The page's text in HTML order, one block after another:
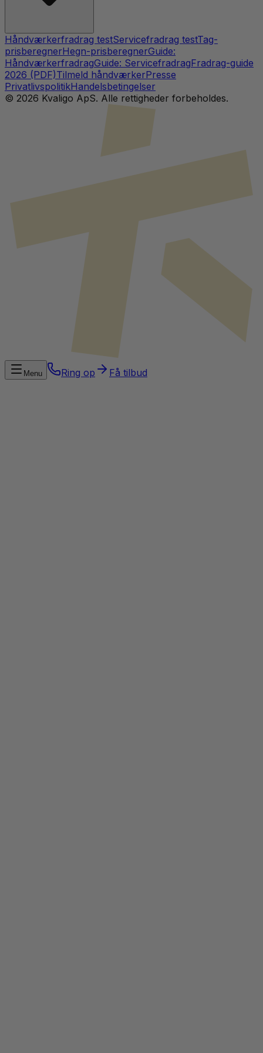
Håndværkerfradrag testServicefradrag testTag-
prisberegnerHegn-prisberegnerGuide:
HåndværkerfradragGuide: ServicefradragFradrag-guide
2026 (PDF)Tilmeld håndværkerPresse
PrivatlivspolitikHandelsbetingelser
© 2026 Kvaligo ApS. Alle rettigheder forbeholdes.
Menu Ring op Få tilbud